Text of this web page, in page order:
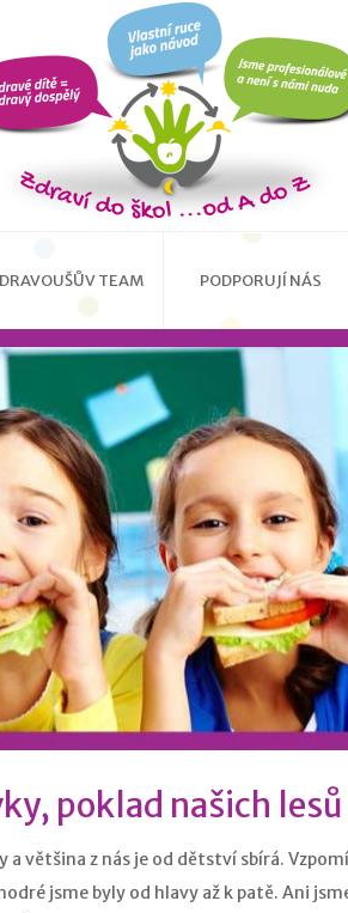
TEAM PODPORUJÍ NÁS
poklad našich lesů
a většina z nás je od dětství sbírá.
jsme byly od hlavy až k patě. Ani